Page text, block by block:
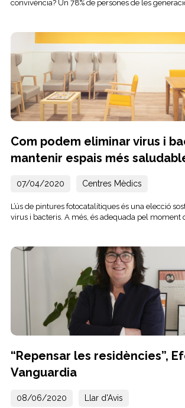
convivència? Un 78% de persones de les
Com podem eliminar virus i
mantenir espais més
07/04/2020 Centres Mèdics
L’ús de pintures fotocatalítiques és una elecció
virus i bacteris. A més, és adequada pel moment
“Repensar les residències”,
Vanguardia
08/06/2020 Llar d'Avis